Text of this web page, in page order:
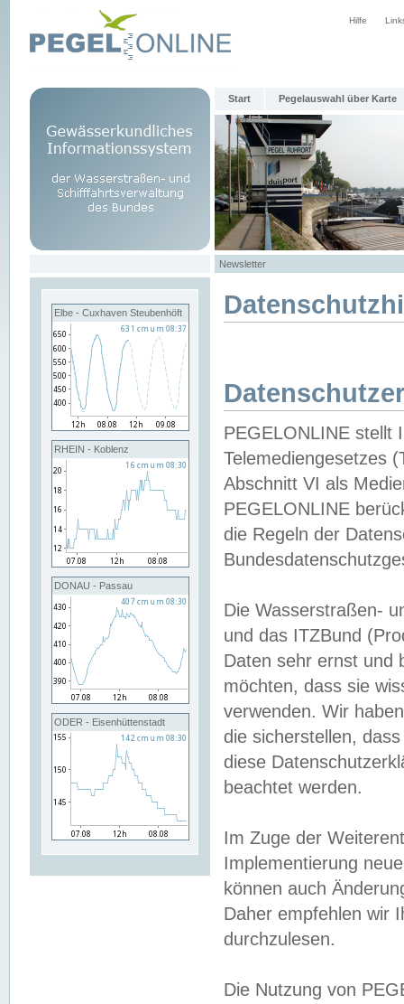
Hilfe
Start Pegelauswahl über Karte
Newsletter
Elbe - Cuxhaven Steubenhöft
RHEIN - Koblenz
DONAU - Passau
ODER - Eisenhüttenstadt
PEGELONLINE stellt
Telemediengesetzes
Abschnitt VI als
PEGELONLINE
die Regeln der
Die Wasserstraßen-
und das ITZBund
Daten sehr ernst und
möchten, dass sie
verwenden. Wir
die sicherstellen,
diese
beachtet werden.
Im Zuge der
Implementierung
können auch
Daher empfehlen wir
durchzulesen.
Die Nutzung von